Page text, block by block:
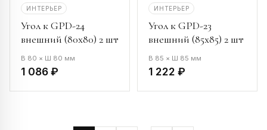
ИНТЕРЬЕР
Угол к GPD-24
внешний (80х80) 2 шт
В 80 × Ш 80 мм
1 086 ₽
ИНТЕРЬЕР
Угол к GPD-23
внешний (85х85) 2 шт
В 85 × Ш 85 мм
1 222 ₽